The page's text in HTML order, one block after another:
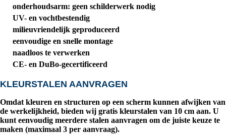
onderhoudsarm: geen schilderwerk nodig
UV- en vochtbestendig
milieuvriendelijk geproduceerd
eenvoudige en snelle montage
naadloos te verwerken
CE- en DuBo-gecertificeerd
KLEURSTALEN AANVRAGEN
Omdat kleuren en structuren op een scherm kunnen afwijken van
de werkelijkheid, bieden wij gratis kleurstalen van 10 cm aan. U
kunt eenvoudig meerdere stalen aanvragen om de juiste keuze te
maken (maximaal 3 per aanvraag).